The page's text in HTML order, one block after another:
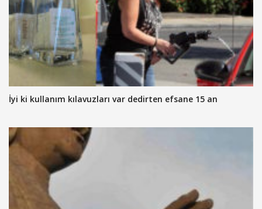
İyi ki kullanım kılavuzları var dedirten efsane 15 an